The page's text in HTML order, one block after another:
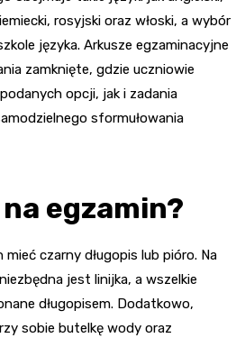
rosyjski oraz włoski, a wybór
języka. Arkusze egzaminacyjne
zamknięte, gdzie uczniowie
opcji, jak i zadania
sformułowania
egzamin?
czarny długopis lub pióro. Na
jest linijka, a wszelkie
długopisem. Dodatkowo,
sobie butelkę wody oraz